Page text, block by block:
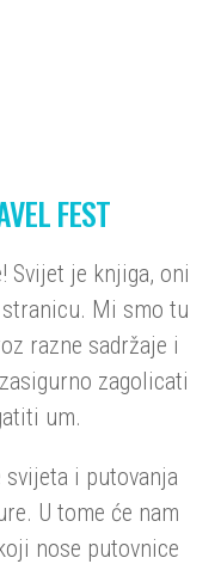
FEST
Svijet je knjiga, oni
Mi smo tu
razne sadržaje i
zagolicati
um.
i putovanja
U tome će nam
nose putovnice